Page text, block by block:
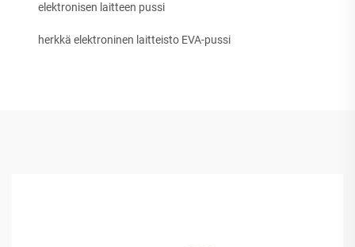
elektronisen laitteen pussi
herkkä elektroninen laitteisto EVA-pussi